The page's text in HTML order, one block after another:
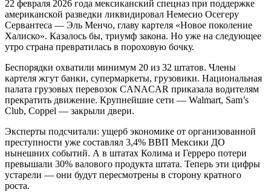
22 февраля 2026 года мексиканский спецназ при поддержке
американской разведки ликвидировал Немесио Осегеру
Сервантеса — Эль Менчо, главу картеля «Новое поколение
Халиско». Казалось бы, триумф закона. Но уже на следующее
утро страна превратилась в пороховую бочку.
Беспорядки охватили минимум 20 из 32 штатов. Члены
картеля жгут банки, супермаркеты, грузовики. Национальная
палата грузовых перевозок CANACAR приказала водителям
прекратить движение. Крупнейшие сети — Walmart, Sam’s
Club, Coppel — закрыли двери.
Эксперты подсчитали: ущерб экономике от организованной
преступности уже составлял 3,4% ВВП Мексики ДО
нынешних событий. А в штатах Колима и Герреро потери
превышали 30% валового продукта штата. Теперь эти цифры
устарели — они будут пересмотрены в сторону кратного
роста.